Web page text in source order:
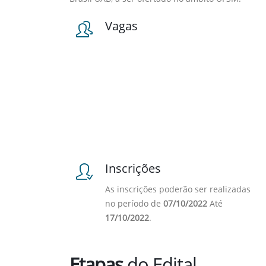
Vagas
Inscrições
As inscrições poderão ser realizadas
no período de 07/10/2022 Até
17/10/2022.